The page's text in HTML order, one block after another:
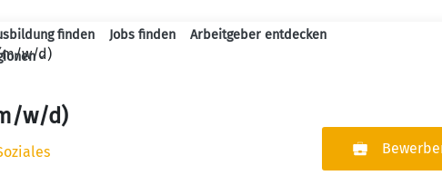
finden Jobs finden
Arbeitgeber entdecken
w/d)
w/d)